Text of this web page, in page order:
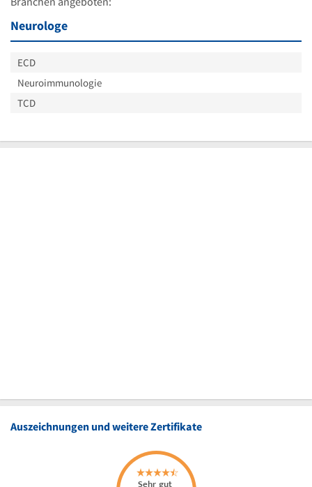
Neurologe
ECD
Neuroimmunologie
TCD
Auszeichnungen und weitere Zertifikate